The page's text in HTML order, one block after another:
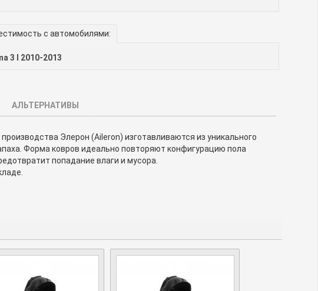
с автомобилями:
3 I 2010-2013
АЛЬТЕРНАТИВЫ
Элерон (Aileron) изготавливаются из уникального
Форма ковров идеально повторяют конфигурацию пола
попадание влаги и мусора.